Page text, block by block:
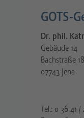
GOTS-
Dr. phil.
Gebäude 14
Bachstraße 18
07743 Jena
Tel.: 0 36 41 /